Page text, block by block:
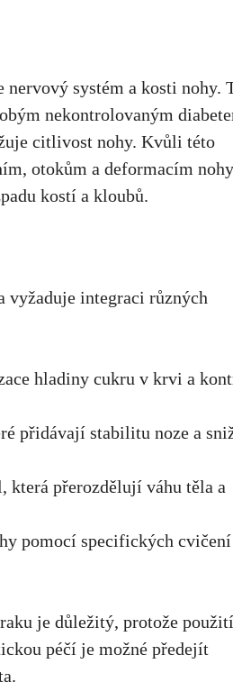
systém ‍a kosti nohy.
nekontrolovaným
citlivost nohy. Kvůli této
​otokům‌ a deformacím
kostí a kloubů.
vyžaduje⁣ integraci různých
hladiny cukru v⁤ krvi a
přidávají stabilitu noze a
‌která přerozdělují váhu těla a
pomocí specifických cvičení
je důležitý, ‍protože
péčí je možné předejít